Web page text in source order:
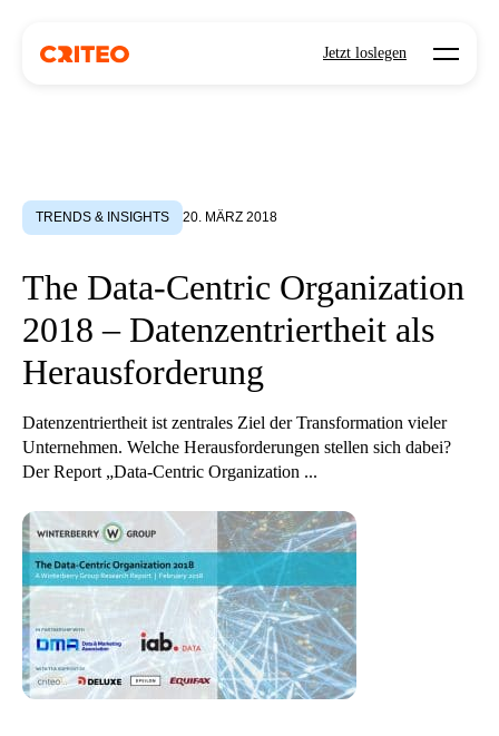
Jetzt loslegen Open
TRENDS & INSIGHTS 20. MÄRZ 2018
The Data-Centric Organization
2018 – Datenzentriertheit als
Herausforderung
Datenzentriertheit ist zentrales Ziel der Transformation vieler
Unternehmen. Welche Herausforderungen stellen sich dabei?
Der Report „Data-Centric Organization ...